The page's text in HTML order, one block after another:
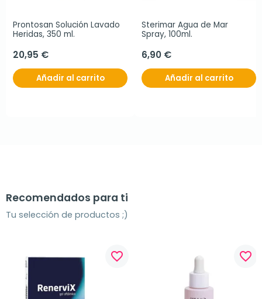
Prontosan Solución Lavado
Heridas, 350 ml.
20,95 €
Añadir al carrito
Sterimar Agua de Mar
Spray, 100ml.
6,90 €
Añadir al carrito
Recomendados para ti
Tu selección de productos ;)
favorite_border favorite_border